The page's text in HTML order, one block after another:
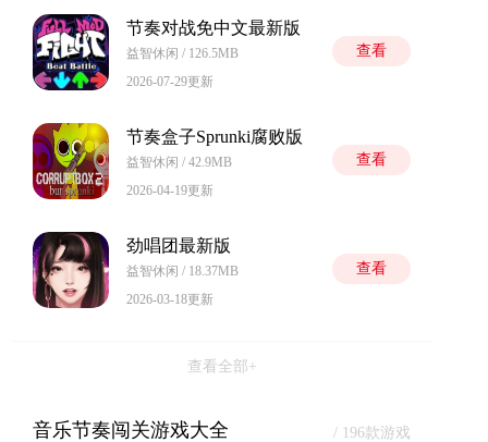
节奏对战免中文最新版
益智休闲 / 126.5MB
2026-07-29更新
查看
节奏盒子Sprunki腐败版
益智休闲 / 42.9MB
2026-04-19更新
查看
劲唱团最新版
益智休闲 / 18.37MB
2026-03-18更新
查看
查看全部+
音乐节奏闯关游戏大全 / 196款游戏